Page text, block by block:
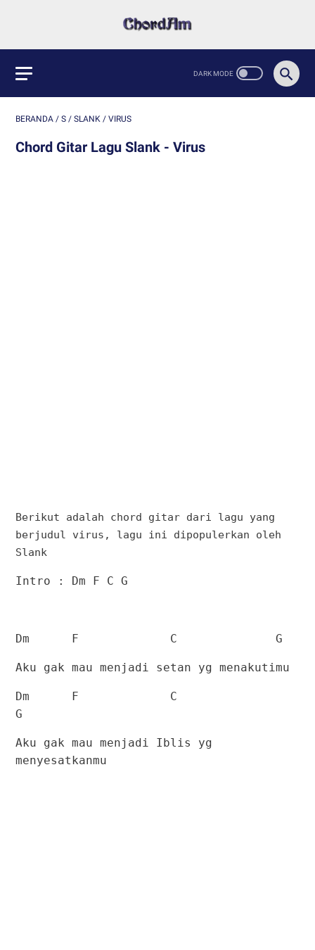
BERANDA / S / SLANK / VIRUS
Chord Gitar Lagu Slank - Virus
Berikut adalah chord gitar dari lagu yang
berjudul virus, lagu ini dipopulerkan oleh
Slank
Intro : Dm F C G
Dm F C G
Aku gak mau menjadi setan yg menakutimu
Dm F
C
G
Aku gak mau menjadi Iblis yg
menyesatkanmu